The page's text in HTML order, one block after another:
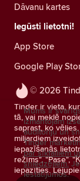
© 2026
Tinder ir vieta,
tā, vai meklē
saprast, ko
miljardiem
iepazīšanās
režīms", "Pase",
iepazīties.
Dāvanu kartes
Iegūsti lietotni!
App Store
Google Play
Mums ir
izmantojam
auditoriju un
Tinder
par sīkfailiem
sniedzējiem.
iestatījumos.